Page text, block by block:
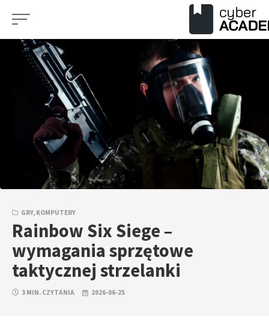
Przejdź
treści
GRY, KOMPUTERY
Rainbow Six Siege –
wymagania sprzętowe
taktycznej strzelanki
3 MIN. CZYTANIA 2026-06-25